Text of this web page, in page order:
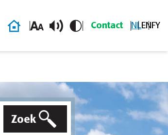
Homepage Contact NLENFY
Zoek